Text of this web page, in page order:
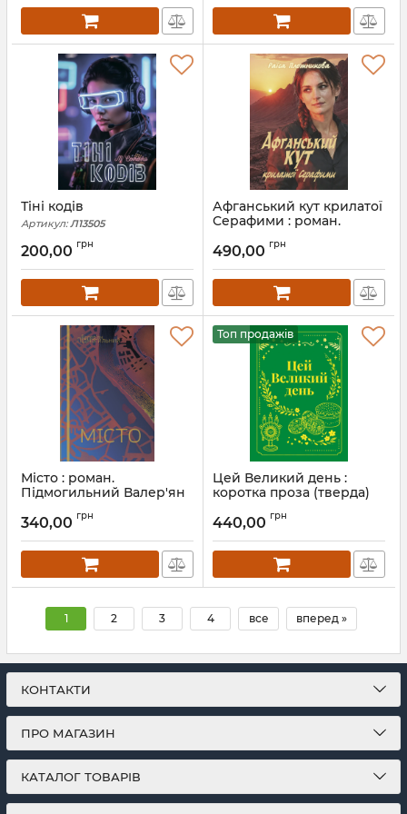
Тіні кодів
Артикул: Л13505
200,00 грн
Афганський кут крилатої
Серафими : роман.
Артикул: Л13504
490,00 грн
Місто : роман.
Підмогильний Валер'ян
340,00 грн
Топ продажів
Цей Великий день :
коротка проза (тверда)
440,00 грн
1 2 3 4 все вперед »
КОНТАКТИ
ПРО МАГАЗИН
КАТАЛОГ ТОВАРІВ